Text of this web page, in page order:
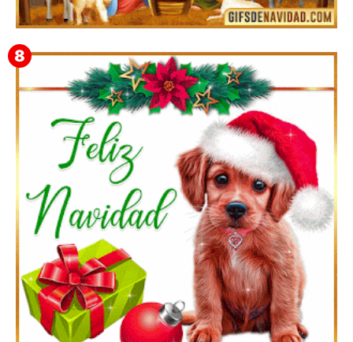
Feliz Navidad y próspero Año Nuevo Quiriaca